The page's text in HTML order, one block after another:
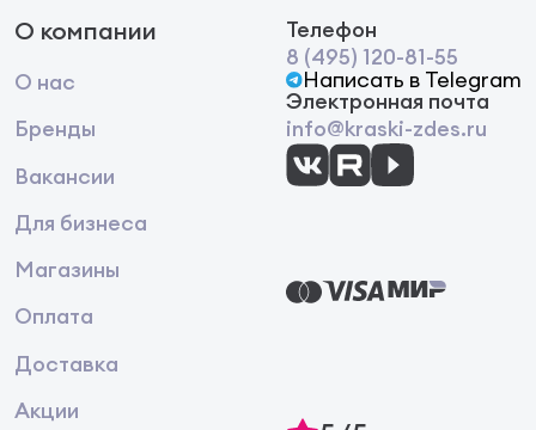
О компании
О нас
Бренды
Вакансии
Для бизнеса
Магазины
Оплата
Доставка
Акции
Телефон
8 (495) 120-81-55
Написать в Telegram
Электронная почта
info@kraski-zdes.ru